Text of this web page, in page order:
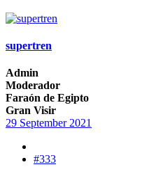
supertren
Admin
Moderador
Faraón de Egipto
Gran Visir
29 September 2021
#333